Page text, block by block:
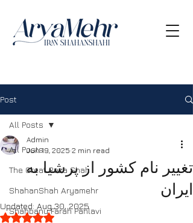
Post
All Posts
The Great Reza Shah
ShahanShah Aryamehr
Shahbanu Farah Pahlavi
All Posts
تغییر نام کشور از پرشیا به
ایران
Admin
Jun 19, 2025 2 min read
Updated: Aug 30, 2025
Rated NaN out of 5 stars.